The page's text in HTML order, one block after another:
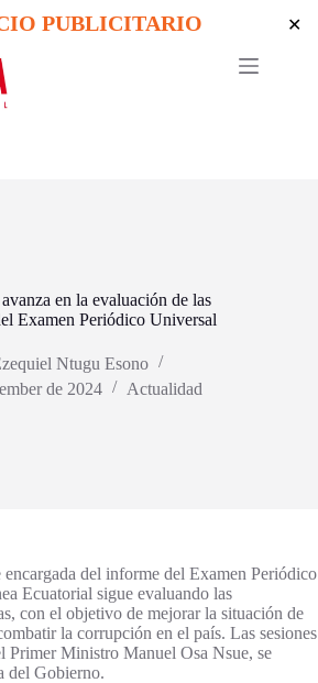
PUBLICITARIO ✕
en la evaluación de las
Examen Periódico Universal
Ntugu Esono
de 2024
Actualidad
del informe del Examen Periódico
Ecuatorial sigue evaluando las
con el objetivo de mejorar la situación de
la corrupción en el país. Las sesiones
Primer Ministro Manuel Osa Nsue, se
del Gobierno.